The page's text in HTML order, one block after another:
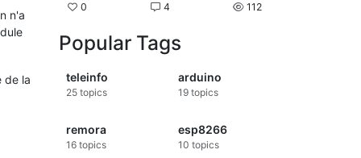
n'a
de la
0 4 112
Popular Tags
teleinfo
25 topics
arduino
19topics
remora
16 topics
esp8266
10 topics